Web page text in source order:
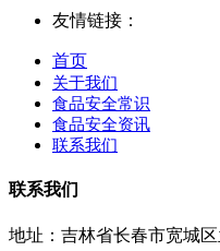
友情链接：
首页
关于我们
食品安全常识
食品安全资讯
联系我们
联系我们
地址：吉林省长春市宽城